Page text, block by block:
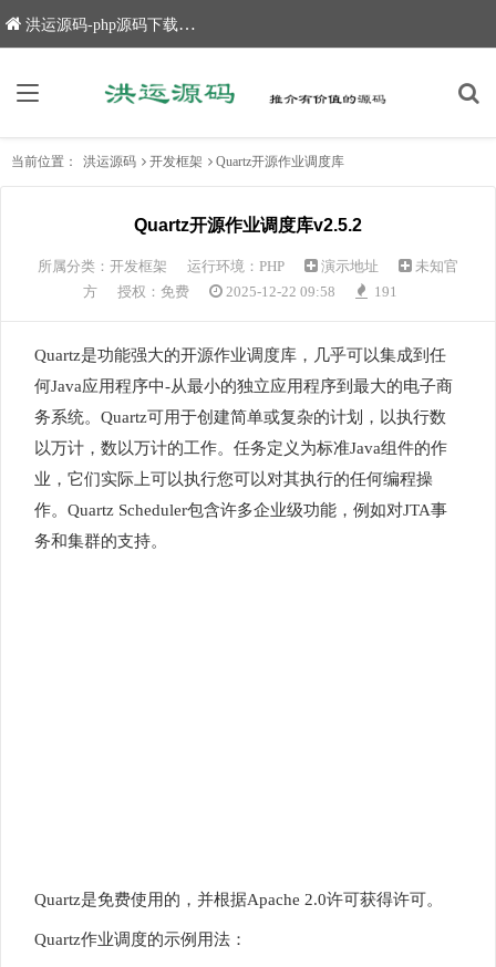
洪运源码-php源码下载,网站源码,网站源码下载
当前位置： 洪运源码 开发框架 Quartz开源作业调度库
Quartz开源作业调度库v2.5.2
所属分类： 开发框架 运行环境：PHP 演示地址
未知官
方
授权：免费 2025-12-22 09:58 191
Quartz是功能强大的开源作业调度库，几乎可以集成到任
何Java应用程序中-从最小的独立应用程序到最大的电子商
务系统。Quartz可用于创建简单或复杂的计划，以执行数
以万计，数以万计的工作。任务定义为标准Java组件的作
业，它们实际上可以执行您可以对其执行的任何编程操
作。Quartz Scheduler包含许多企业级功能，例如对JTA事
务和集群的支持。
Quartz是免费使用的，并根据Apache 2.0许可获得许可。
Quartz作业调度的示例用法：